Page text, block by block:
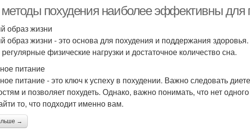
похудения наиболее эффективны для
образ жизни
образ жизни - это основа для похудения и поддержания
физические нагрузки и достаточное количество сна.
питание
питание - это ключ к успеху в похудении. Важно следовать
и позволяет похудеть. Однако, важно понимать, что нет
то, что подходит именно вам.
→